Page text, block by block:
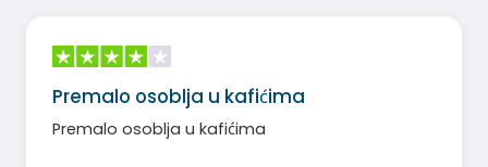
Premalo osoblja u kafićima
Premalo osoblja u kafićima